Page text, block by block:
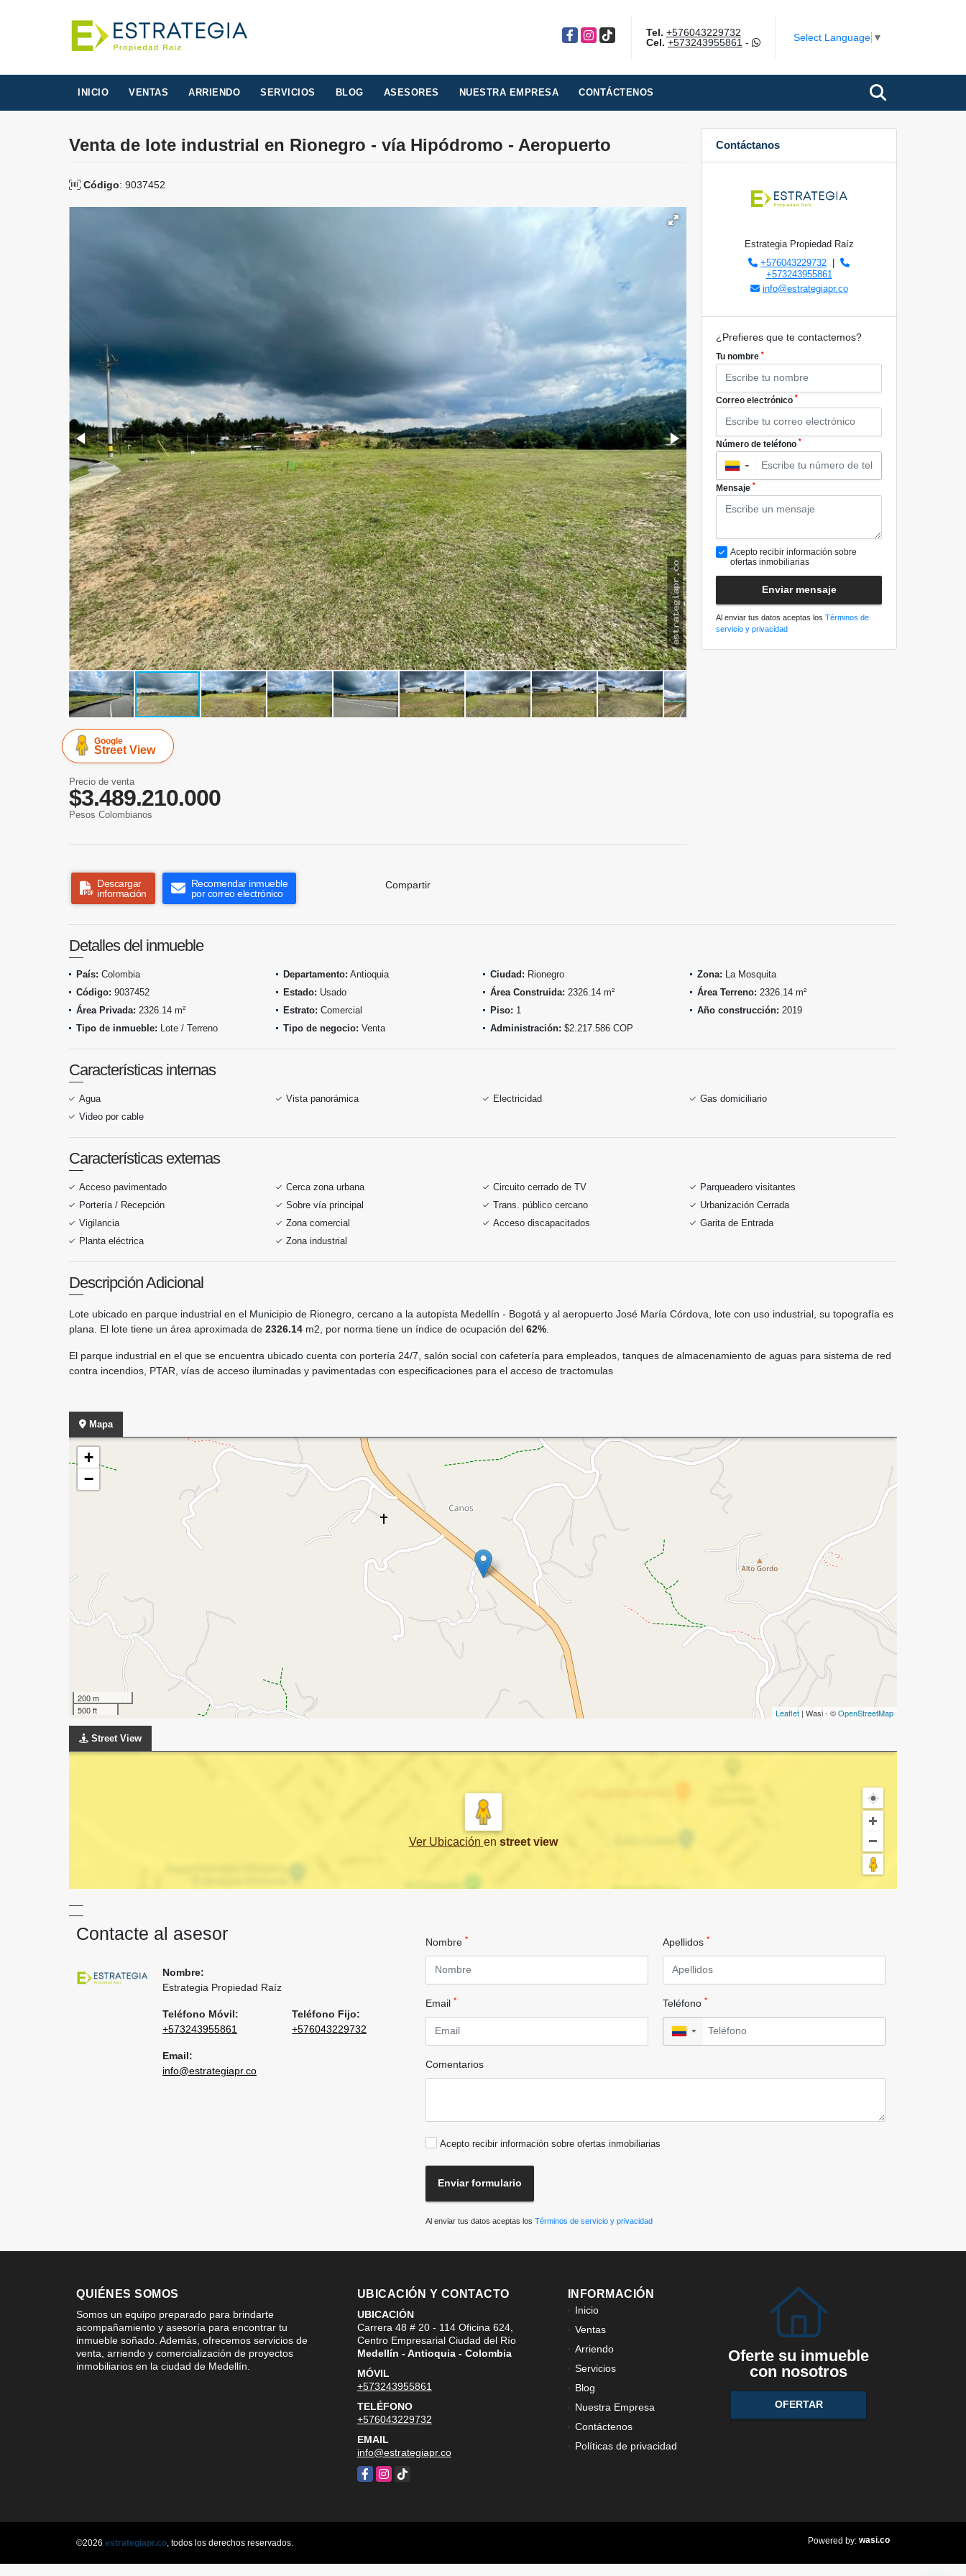
Facebook
Instagram
TikTok Tel. +576043229732
Cel. +573243955861 - Select Language ▼
INICIO VENTAS ARRIENDO SERVICIOS BLOG ASESORES NUESTRA EMPRESA CONTÁCTENOS
Venta de lote industrial en Rionegro - vía Hipódromo - Aeropuerto
Código: 9037452
Google
Street View
Precio de venta
$3.489.210.000
Pesos Colombianos
Descargar
información
Recomendar inmueble
por correo electrónico
Compartir
Contáctanos
Estrategia Propiedad Raíz
+576043229732
+573243955861
info@estrategiapr.co
¿Prefieres que te contactemos?
Tu nombre *
Correo electrónico *
Número de teléfono *
▼
Mensaje *
Acepto recibir información sobre
ofertas inmobiliarias
Enviar mensaje
Al enviar tus datos aceptas los Términos de
servicio y privacidad
Detalles del inmueble
País: Colombia Departamento: Antioquia Ciudad: Rionegro Zona: La Mosquita
Código: 9037452 Estado: Usado Área Construida: 2326.14 m² Área Terreno: 2326.14 m²
Área Privada: 2326.14 m² Estrato: Comercial Piso: 1 Año construcción: 2019
Tipo de inmueble: Lote / Terreno Tipo de negocio: Venta Administración: $2.217.586 COP
Características internas
Agua Vista panorámica Electricidad
Gas domiciliario
Video por cable
Características externas
Acceso pavimentado Cerca zona urbana Circuito cerrado de TV
Parqueadero visitantes
Portería / Recepción
Sobre vía principal Trans. público cercano
Urbanización Cerrada
Vigilancia
Zona comercial Acceso discapacitados
Garita de Entrada
Planta eléctrica
Zona industrial
Descripción Adicional
Lote ubicado en parque industrial en el Municipio de Rionegro, cercano a la autopista Medellín - Bogotá y al aeropuerto José María Córdova, lote con uso industrial, su topografía es
plana. El lote tiene un área aproximada de 2326.14 m2, por norma tiene un índice de ocupación del 62%
El parque industrial en el que se encuentra ubicado cuenta con portería 24/7, salón social con cafetería para empleados, tanques de almacenamiento de aguas para sistema de red
contra incendios, PTAR, vías de acceso iluminadas y pavimentadas con especificaciones para el acceso de tractomulas
Mapa
+
−
200 m
500 ft
Leaflet | Wasi - ©OpenStreetMap
Street View
Ver Ubicación en street view
Contacte al asesor
Nombre:
Estrategia Propiedad Raíz
Teléfono Móvil:
+573243955861
Teléfono Fijo:
+576043229732
Email:
info@estrategiapr.co
Nombre * Apellidos *
Email * Teléfono *
▼
Comentarios
Acepto recibir información sobre ofertas inmobiliarias
Enviar formulario
Al enviar tus datos aceptas los Términos de servicio y privacidad
QUIÉNES SOMOS
Somos un equipo preparado para brindarte
acompañamiento y asesoría para encontrar tu
inmueble soñado. Además, ofrecemos servicios de
venta, arriendo y comercialización de proyectos
inmobiliarios en la ciudad de Medellín.
UBICACIÓN Y CONTACTO
UBICACIÓN
Carrera 48 # 20 - 114 Oficina 624,
Centro Empresarial Ciudad del Río
Medellín - Antioquia - Colombia
MÓVIL
+573243955861
TELÉFONO
+576043229732
EMAIL
info@estrategiapr.co
Facebook
Instagram
TikTok
INFORMACIÓN
Inicio
Ventas
Arriendo
Servicios
Blog
Nuestra Empresa
Contáctenos
Políticas de privacidad
Oferte su inmueble
con nosotros
OFERTAR
©2026 estrategiapr.co, todos los derechos reservados. Powered by: wasi.co